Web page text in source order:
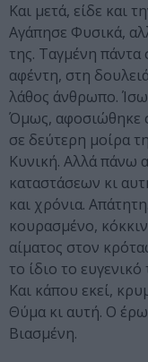
Και μετά, είδε και
Αγάπησε Φυσικά,
της. Ταγμένη
αφέντη, στη
λάθος άνθρωπο.
Όμως, αφοσιώθηκε
σε δεύτερη μοίρα
Κυνική. Αλλά πάνω
καταστάσεων κι
και χρόνια.
κουρασμένο,
αίματος στον
το ίδιο το ευγενικό
Και κάπου εκεί,
Θύμα κι αυτή. Ο
Βιασμένη.